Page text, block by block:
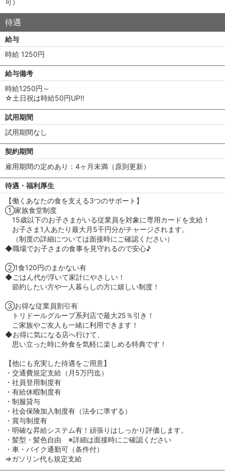
待遇
給与
時給 1250円
給与備考
時給1250円～
☆土日祝は時給50円UP!!
試用期間
試用期間なし
契約期間
雇用期間の定めあり：4ヶ月未満（原則更新）
待遇・福利厚生
【働くあなたの食を支える3つのサポート】
①家族食堂制度
15歳以下のお子さまがいる従業員を対象に専用カードを支給！
お子さま1人あたり最大月5千円分がチャージされます。
（制度の詳細については面接時にご確認ください）
◆職場でお子さまの食事を見守れるので安心♪
②1食120円のまかない有
◆ごはん代が浮いて家計にやさしい！
節約したい方や一人暮らしの方に嬉しい制度！
③お得な従業員割引有
トリドールグループ系列店で最大25％引き！
ご家族やご友人も一緒に利用できます！
◆お得に気になる店へ行けて、
思い立った時に外食を気軽に楽しめる特典です！
【他にも充実した待遇をご用意】
・交通費規定支給（月5万円迄）
・社員登用制度有
・有給休暇制度有
・制服貸与
・社会保険加入制度有（法令に準ずる）
・賞与制度有
・明確な昇給システム有！頑張りはしっかり評価します。
・髪型・髪色自由 ※詳細は面接時にご確認ください
・車・バイク通勤可（条件付）
⇒ガソリン代も規定支給